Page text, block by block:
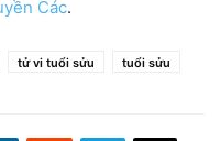
Các.
tử vi tuổi sửu tuổi sửu